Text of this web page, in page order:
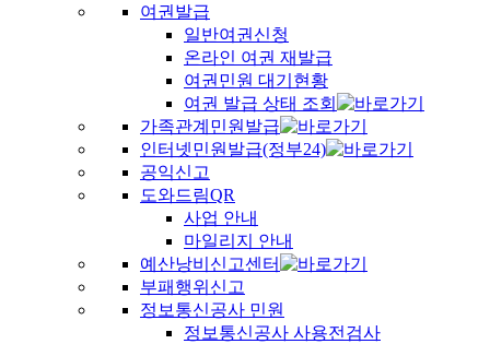
여권발급
일반여권신청
온라인 여권 재발급
여권민원 대기현황
여권 발급 상태 조회
가족관계민원발급
인터넷민원발급(정부24)
공익신고
도와드림QR
사업 안내
마일리지 안내
예산낭비신고센터
부패행위신고
정보통신공사 민원
정보통신공사 사용전검사